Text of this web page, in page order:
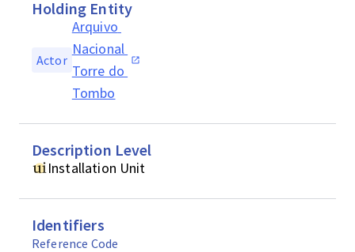
Holding Entity
Actor
Arquivo
Nacional
Torre do
Tombo
Description Level
Installation Unit
Identifiers
Reference Code